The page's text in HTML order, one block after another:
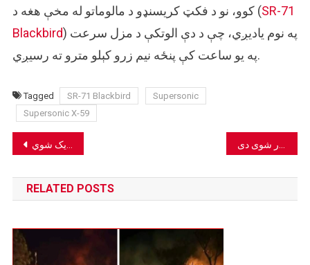
کوو، نو د فکټ کریسنډو د مالوماتو له مخې هغه د (SR-71
Blackbird) په نوم یادیږي، چې د دې الوتکې د مزل سرعت
په یو ساعت کې پنځه نیم زرو کېلو مترو ته رسیږي.
Tagged SR-71 Blackbird
Supersonic
Supersonic X-59
Post
navigation
د هند ممبیي ښار یو تاریخي انځور د پخواني کابل ښار په نوم خپور شوی دی.
RELATED POSTS